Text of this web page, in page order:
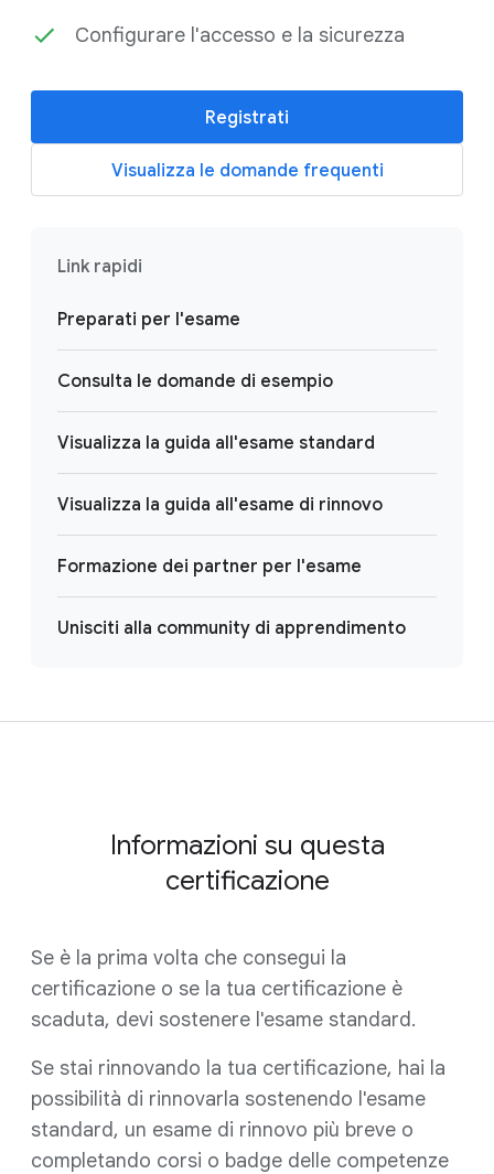
Configurare l'accesso e la sicurezza
Registrati
Visualizza le domande frequenti
Link rapidi
Preparati per l'esame
Consulta le domande di esempio
Visualizza la guida all'esame standard
Visualizza la guida all'esame di rinnovo
Formazione dei partner per l'esame
Unisciti alla community di apprendimento
Informazioni su questa
certificazione
Se è la prima volta che consegui la
certificazione o se la tua certificazione è
scaduta, devi sostenere l'esame standard.
Se stai rinnovando la tua certificazione, hai la
possibilità di rinnovarla sostenendo l'esame
standard, un esame di rinnovo più breve o
completando corsi o badge delle competenze